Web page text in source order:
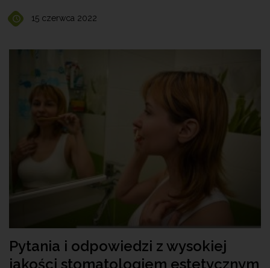
15 czerwca 2022
Pytania i odpowiedzi z wysokiej
jakości stomatologiem estetycznym